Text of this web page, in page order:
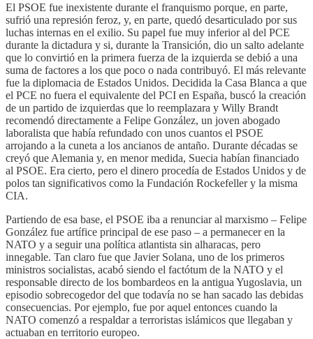
El PSOE fue inexistente durante el franquismo porque, en parte,
sufrió una represión feroz, y, en parte, quedó desarticulado por sus
luchas internas en el exilio. Su papel fue muy inferior al del PCE
durante la dictadura y si, durante la Transición, dio un salto adelante
que lo convirtió en la primera fuerza de la izquierda se debió a una
suma de factores a los que poco o nada contribuyó. El más relevante
fue la diplomacia de Estados Unidos. Decidida la Casa Blanca a que
el PCE no fuera el equivalente del PCI en España, buscó la creación
de un partido de izquierdas que lo reemplazara y Willy Brandt
recomendó directamente a Felipe González, un joven abogado
laboralista que había refundado con unos cuantos el PSOE
arrojando a la cuneta a los ancianos de antaño. Durante décadas se
creyó que Alemania y, en menor medida, Suecia habían financiado
al PSOE. Era cierto, pero el dinero procedía de Estados Unidos y de
polos tan significativos como la Fundación Rockefeller y la misma
CIA.
Partiendo de esa base, el PSOE iba a renunciar al marxismo – Felipe
González fue artífice principal de ese paso – a permanecer en la
NATO y a seguir una política atlantista sin alharacas, pero
innegable. Tan claro fue que Javier Solana, uno de los primeros
ministros socialistas, acabó siendo el factótum de la NATO y el
responsable directo de los bombardeos en la antigua Yugoslavia, un
episodio sobrecogedor del que todavía no se han sacado las debidas
consecuencias. Por ejemplo, fue por aquel entonces cuando la
NATO comenzó a respaldar a terroristas islámicos que llegaban y
actuaban en territorio europeo.